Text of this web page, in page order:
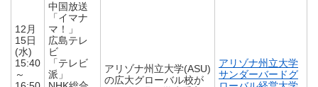
12月
15日
(水)
15:40
～
中国放送
「イマナ
マ！」
広島テレ
ビ
「テレビ
派」
アリゾナ州立大学(ASU)
の広大グローバル校が
アリゾナ州立大学
サンダーバードグ